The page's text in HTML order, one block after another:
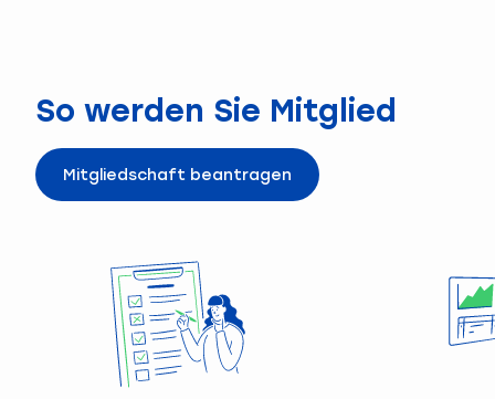
So werden Sie Mitglied
Mitgliedschaft beantragen